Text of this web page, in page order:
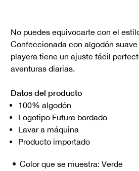
No puedes equivocarte con el
Confeccionada con algodón
playera tiene un ajuste fácil
aventuras diarias.
Datos del producto
100% algodón
Logotipo Futura bordado
Lavar a máquina
Producto importado
Color que se muestra: Verde